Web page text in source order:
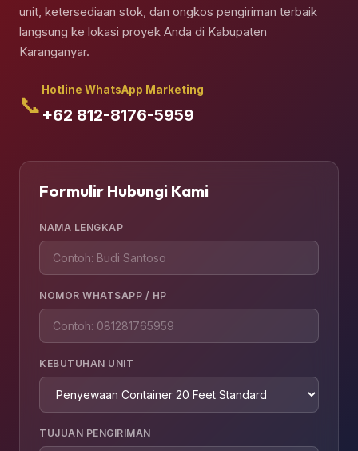
unit, ketersediaan stok, dan ongkos pengiriman terbaik
langsung ke lokasi proyek Anda di Kabupaten
Karanganyar.
📞
Hotline WhatsApp Marketing
+62 812-8176-5959
Formulir Hubungi Kami
NAMA LENGKAP
NOMOR WHATSAPP / HP
KEBUTUHAN UNIT
TUJUAN PENGIRIMAN